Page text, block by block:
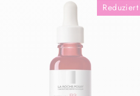
Reduziert